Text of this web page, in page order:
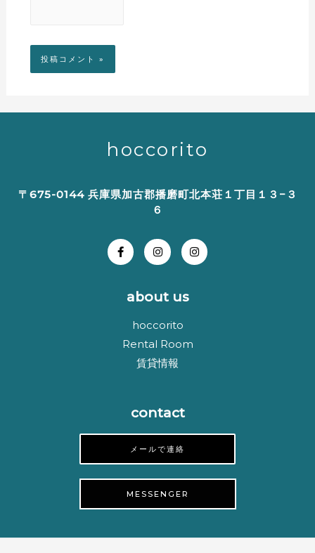
hoccorito
〒675-0144 兵庫県加古郡播磨町北本荘１丁目１３−３
６
about us
hoccorito
Rental Room
賃貸情報
contact
メールで連絡
MESSENGER